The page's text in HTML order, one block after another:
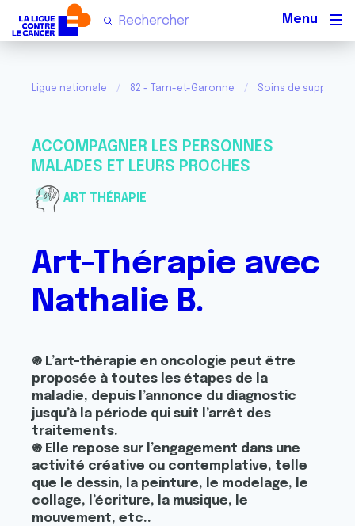
Ligue nationale 82 - Tarn-et-Garonne Soins de support
ACCOMPAGNER LES PERSONNES
MALADES ET LEURS PROCHES
ART THÉRAPIE
Art-Thérapie avec
Nathalie B.
֍ L’art-thérapie en oncologie peut être
proposée à toutes les étapes de la
maladie, depuis l’annonce du diagnostic
jusqu’à la période qui suit l’arrêt des
traitements.
֍ Elle repose sur l’engagement dans une
activité créative ou contemplative, telle
que le dessin, la peinture, le modelage, le
collage, l’écriture, la musique, le
mouvement, etc..